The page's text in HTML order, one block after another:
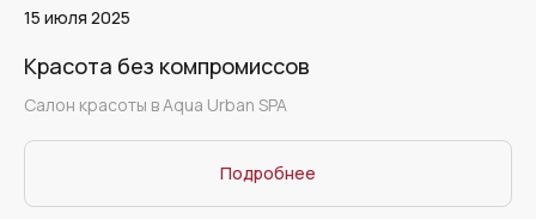
15 июля 2025
Красота без компромиссов
Салон красоты в Aqua Urban SPA
Подробнее